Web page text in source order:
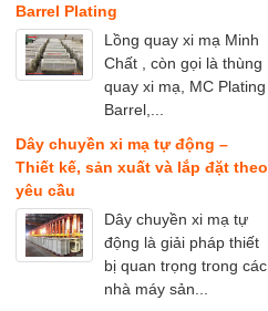
Barrel Plating
Lồng quay xi mạ Minh
Chất , còn gọi là thùng
quay xi mạ, MC Plating
Barrel,...
Dây chuyền xi mạ tự động –
Thiết kế, sản xuất và lắp đặt theo
yêu cầu
Dây chuyền xi mạ tự
động là giải pháp thiết
bị quan trọng trong các
nhà máy sản...